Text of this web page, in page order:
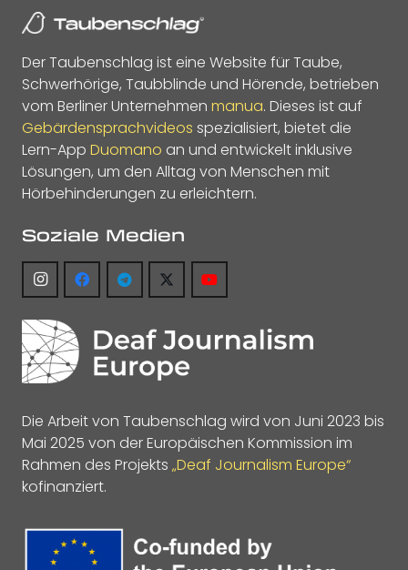
Der Taubenschlag ist eine Website für Taube,
Schwerhörige, Taubblinde und Hörende, betrieben
vom Berliner Unternehmen manua. Dieses ist auf
Gebärdensprachvideos spezialisiert, bietet die
Lern-App Duomano an und entwickelt inklusive
Lösungen, um den Alltag von Menschen mit
Hörbehinderungen zu erleichtern.
Soziale Medien
Die Arbeit von Taubenschlag wird von Juni 2023 bis
Mai 2025 von der Europäischen Kommission im
Rahmen des Projekts „Deaf Journalism Europe“
kofinanziert.